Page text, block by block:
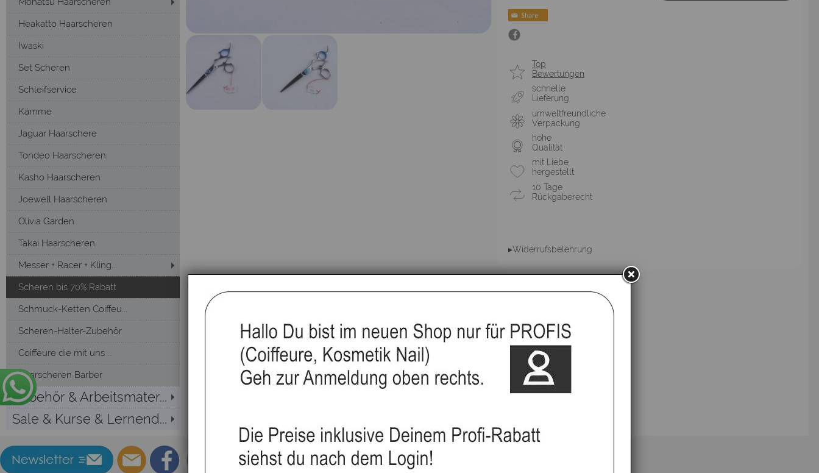
Heakatto Haarscheren
Iwaski
Set Scheren
Schleifservice
Kämme
Jaguar Haarschere
Tondeo Haarscheren
Kasho Haarscheren
Joewell Haarscheren
Olivia Garden
Takai Haarscheren
Messer + Racer + Kling...
Scheren bis 70% Rabatt
Schmuck-Ketten Coiffeu...
Scheren-Halter-Zubehör
Coiffeure die mit uns ...
Haarscheren Barber
Zubehör & Arbeitsmater...
Sale & Kurse & Lernend...
Top
Bewertungen
schnelle
Lieferung
umweltfreundliche
Verpackung
hohe
Qualität
mit Liebe
hergestellt
10 Tage
Rückgaberecht
▸Widerrufsbelehrung